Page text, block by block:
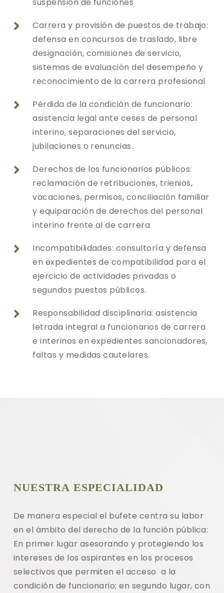

Carrera y provisión de puestos de trabajo:
defensa en concursos de traslado, libre
designación, comisiones de servicio,
sistemas de evaluación del desempeño y
reconocimiento de la carrera profesional

Pérdida de la condición de funcionario:
asistencia legal ante ceses de personal
interino, separaciones del servicio,
jubilaciones o renuncias.

Derechos de los funcionarios públicos:
reclamación de retribuciones, trienios,
vacaciones, permisos, conciliación familiar
y equiparación de derechos del personal
interino frente al de carrera.

Incompatibilidades: consultoría y defensa
en expedientes de compatibilidad para el
ejercicio de actividades privadas o
segundos puestos públicos.

Responsabilidad disciplinaria: asistencia
letrada integral a funcionarios de carrera
e interinos en expedientes sancionadores,
faltas y medidas cautelares.
NUESTRA ESPECIALIDAD
De manera especial el bufete centra su labor
en el ámbito del derecho de la función pública:
En primer lugar asesorando y protegiendo los
intereses de los aspirantes en los procesos
selectivos que permiten el acceso a la
condición de funcionario; en segundo lugar, con